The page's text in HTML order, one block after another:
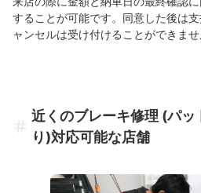
することが可能です。同意した後は
ャンセルは受け付けることができま
近くのブレーキ修理 (パ
り)対応可能な店舗